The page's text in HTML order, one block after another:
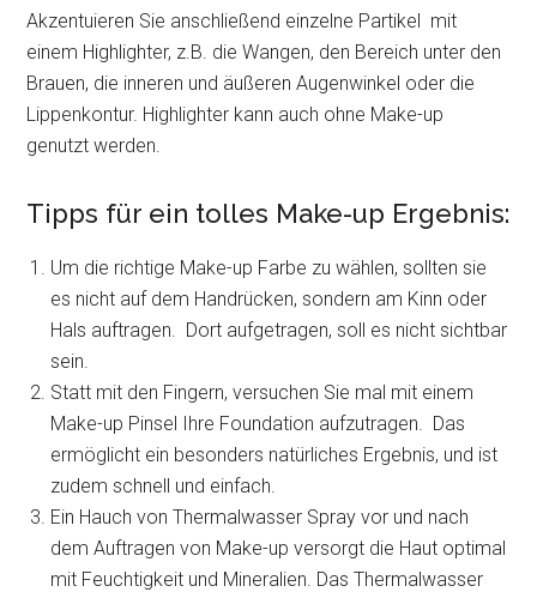
Akzentuieren Sie anschließend einzelne Partikel mit
einem Highlighter, z.B. die Wangen, den Bereich unter den
Brauen, die inneren und äußeren Augenwinkel oder die
Lippenkontur. Highlighter kann auch ohne Make-up
genutzt werden.
Tipps für ein tolles Make-up Ergebnis:
Um die richtige Make-up Farbe zu wählen, sollten sie
es nicht auf dem Handrücken, sondern am Kinn oder
Hals auftragen. Dort aufgetragen, soll es nicht sichtbar
sein.
Statt mit den Fingern, versuchen Sie mal mit einem
Make-up Pinsel Ihre Foundation aufzutragen. Das
ermöglicht ein besonders natürliches Ergebnis, und ist
zudem schnell und einfach.
Ein Hauch von Thermalwasser Spray vor und nach
dem Auftragen von Make-up versorgt die Haut optimal
mit Feuchtigkeit und Mineralien. Das Thermalwasser